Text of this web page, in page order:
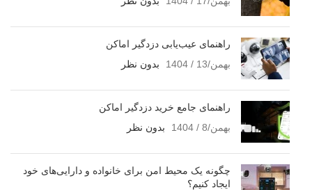
راهنمای عیب‌یابی دزدگیر اماکن
بهمن/13 / 1404
بدون نظر
راهنمای جامع خرید دزدگیر اماکن
بهمن/8 / 1404
بدون نظر
چگونه یک محیط امن برای خانواده و دارایی‌های خود
ایجاد کنیم؟